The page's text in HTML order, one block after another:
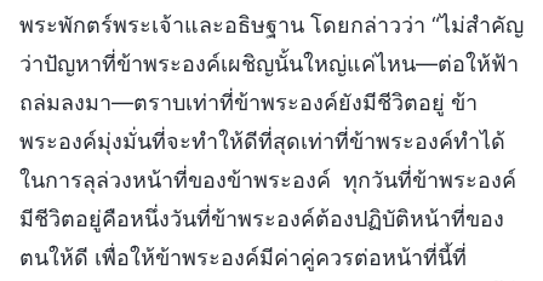
พระพักตร์พระเจ้าและอธิษฐาน โดยกล่าวว่า “ไม่สำคัญ
ว่าปัญหาที่ข้าพระองค์เผชิญนั้นใหญ่แค่ไหน—ต่อให้ฟ้า
ถล่มลงมา—ตราบเท่าที่ข้าพระองค์ยังมีชีวิตอยู่ ข้า
พระองค์มุ่งมั่นที่จะทำให้ดีที่สุดเท่าที่ข้าพระองค์ทำได้
ในการลุล่วงหน้าที่ของข้าพระองค์ ทุกวันที่ข้าพระองค์
มีชีวิตอยู่คือหนึ่งวันที่ข้าพระองค์ต้องปฏิบัติหน้าที่ของ
ตนให้ดี เพื่อให้ข้าพระองค์มีค่าคู่ควรต่อหน้าที่นี้ที่